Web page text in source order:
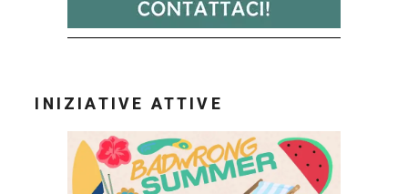
INIZIATIVE ATTIVE